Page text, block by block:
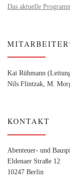
Das aktuelle
Kai Rühmann
Nils Flintzak, M.
KONTAKT
Abenteuer- und
Eldenaer Straße 12
10247 Berlin